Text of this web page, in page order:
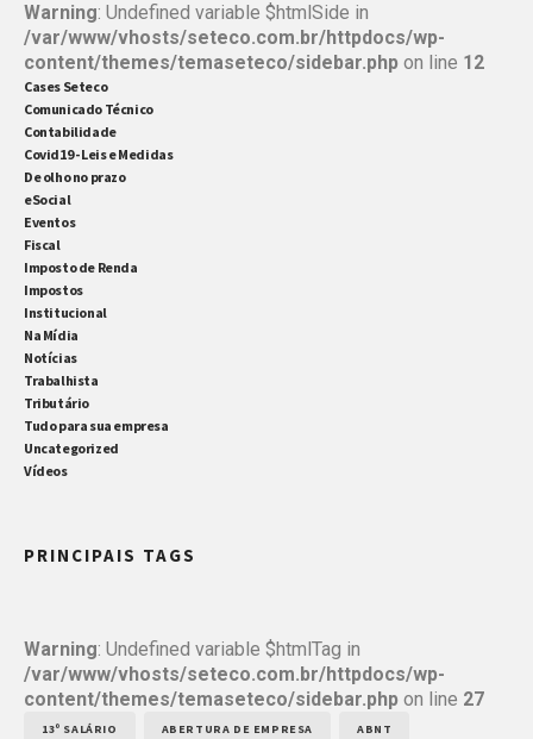
Warning: Undefined variable $htmlSide in
/var/www/vhosts/seteco.com.br/httpdocs/wp-
content/themes/temaseteco/sidebar.php on line 12
Cases Seteco
Comunicado Técnico
Contabilidade
Covid19 - Leis e Medidas
De olho no prazo
eSocial
Eventos
Fiscal
Imposto de Renda
Impostos
Institucional
Na Mídia
Notícias
Trabalhista
Tributário
Tudo para sua empresa
Uncategorized
Vídeos
PRINCIPAIS TAGS
Warning: Undefined variable $htmlTag in
/var/www/vhosts/seteco.com.br/httpdocs/wp-
content/themes/temaseteco/sidebar.php on line 27
13º SALÁRIO ABERTURA DE EMPRESA ABNT